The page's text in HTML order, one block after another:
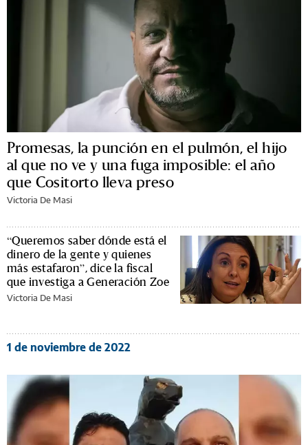
Promesas, la punción en el pulmón, el hijo
al que no ve y una fuga imposible: el año
que Cositorto lleva preso
Victoria De Masi
“Queremos saber dónde está el
dinero de la gente y quienes
más estafaron”, dice la fiscal
que investiga a Generación Zoe
Victoria De Masi
1 de noviembre de 2022